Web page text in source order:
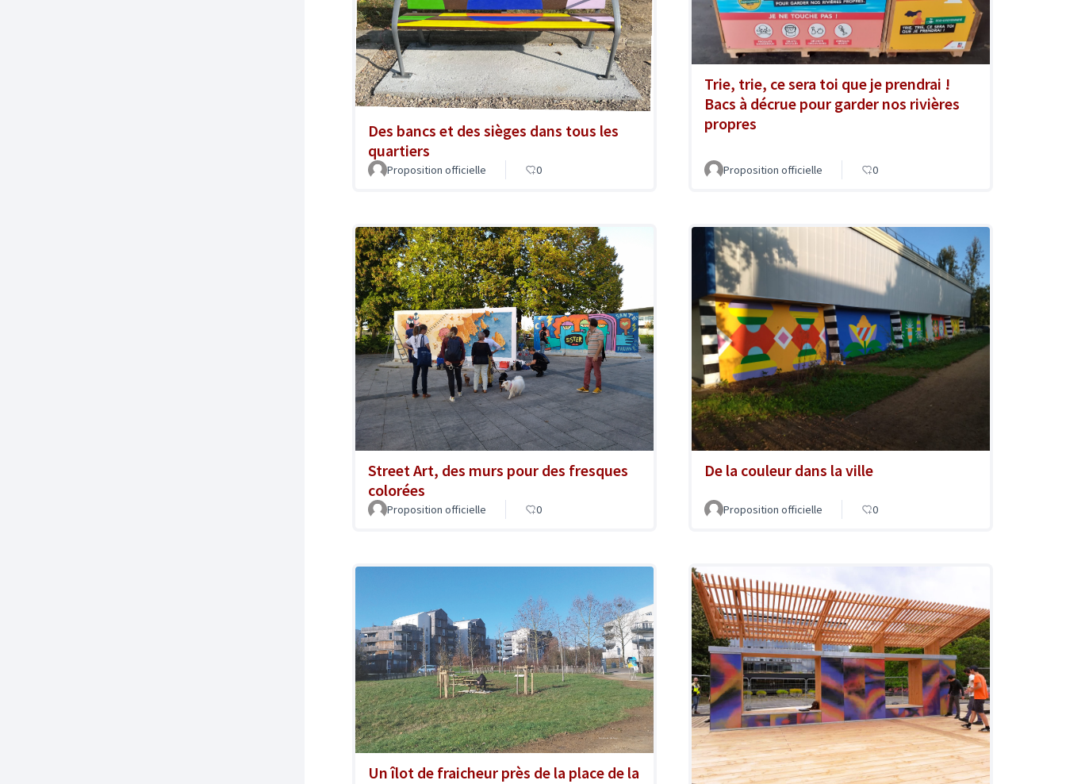
Des bancs et des sièges dans tous les
quartiers
Proposition officielle 0
Trie, trie, ce sera toi que je prendrai !
Bacs à décrue pour garder nos rivières
propres
Proposition officielle 0
Street Art, des murs pour des fresques
colorées
Proposition officielle 0
De la couleur dans la ville
Proposition officielle 0
Un îlot de fraicheur près de la place de la